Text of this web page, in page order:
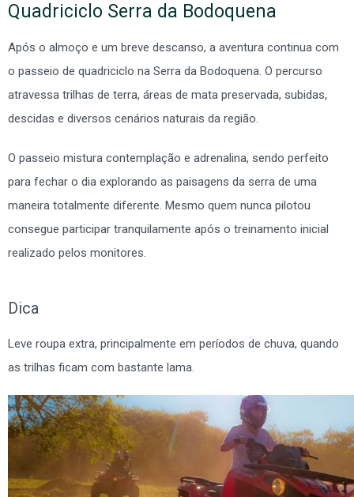
Quadriciclo Serra da Bodoquena
Após o almoço e um breve descanso, a aventura continua com
o passeio de quadriciclo na Serra da Bodoquena. O percurso
atravessa trilhas de terra, áreas de mata preservada, subidas,
descidas e diversos cenários naturais da região.
O passeio mistura contemplação e adrenalina, sendo perfeito
para fechar o dia explorando as paisagens da serra de uma
maneira totalmente diferente. Mesmo quem nunca pilotou
consegue participar tranquilamente após o treinamento inicial
realizado pelos monitores.
Dica
Leve roupa extra, principalmente em períodos de chuva, quando
as trilhas ficam com bastante lama.